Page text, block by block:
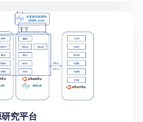
究平台